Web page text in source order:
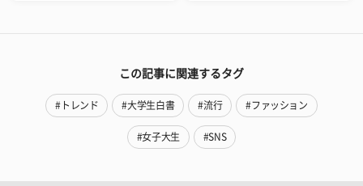
この記事に関連するタグ
#トレンド #大学生白書 #流行 #ファッション
#女子大生 #SNS